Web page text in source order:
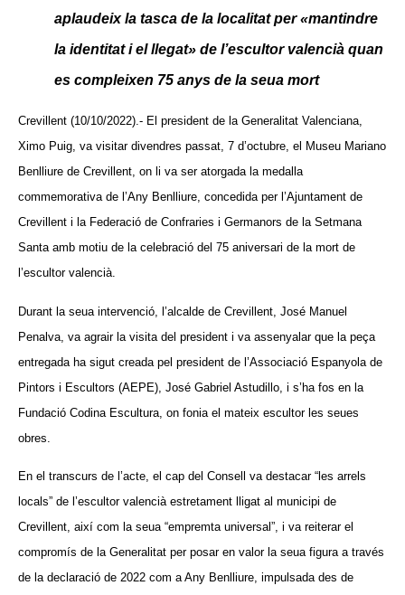
aplaudeix la tasca de la localitat per «mantindre
la identitat i el llegat» de l’escultor valencià quan
es compleixen 75 anys de la seua mort
Crevillent (10/10/2022).- El president de la Generalitat Valenciana,
Ximo Puig, va visitar divendres passat, 7 d’octubre, el Museu Mariano
Benlliure de Crevillent, on li va ser atorgada la medalla
commemorativa de l’Any Benlliure, concedida per l’Ajuntament de
Crevillent i la Federació de Confraries i Germanors de la Setmana
Santa amb motiu de la celebració del 75 aniversari de la mort de
l’escultor valencià.
Durant la seua intervenció, l’alcalde de Crevillent, José Manuel
Penalva, va agrair la visita del president i va assenyalar que la peça
entregada ha sigut creada pel president de l’Associació Espanyola de
Pintors i Escultors (AEPE), José Gabriel Astudillo, i s’ha fos en la
Fundació Codina Escultura, on fonia el mateix escultor les seues
obres.
En el transcurs de l’acte, el cap del Consell va destacar “les arrels
locals” de l’escultor valencià estretament lligat al municipi de
Crevillent, així com la seua “empremta universal”, i va reiterar el
compromís de la Generalitat per posar en valor la seua figura a través
de la declaració de 2022 com a Any Benlliure, impulsada des de